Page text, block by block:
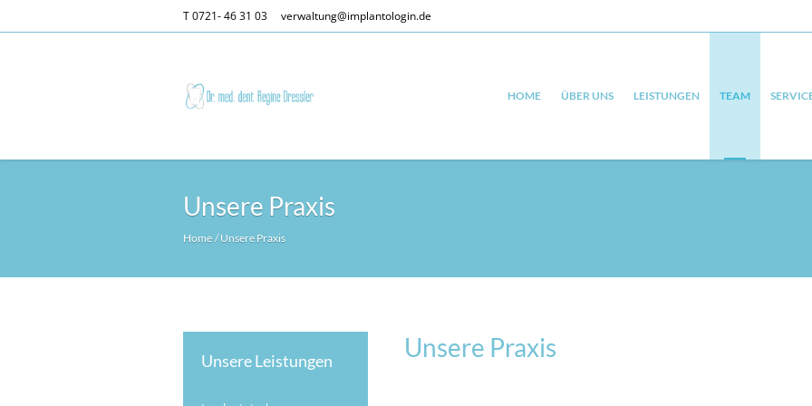
T 0721- 46 31 03 verwaltung@implantologin.de
HOME ÜBER UNS LEISTUNGEN TEAM
Unsere Praxis
Home /Unsere Praxis
Unsere Praxis
Unsere Leistungen